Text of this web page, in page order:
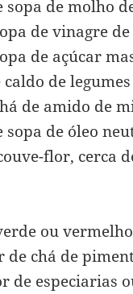
sopa de molho
de vinagre
de açúcar
de
de amido de
sopa de óleo
flor, cerca
ou
de chá de
de especiarias